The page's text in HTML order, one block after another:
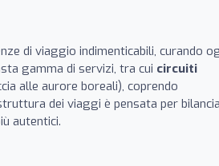
di viaggio indimenticabili, curando
gamma di servizi, tra cui circuiti
alle aurore boreali), coprendo
dei viaggi è pensata per
autentici.